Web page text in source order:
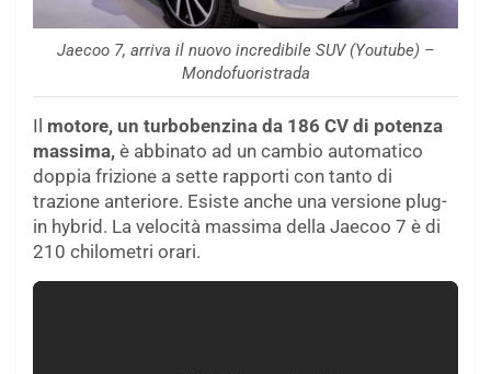
Jaecoo 7, arriva il nuovo incredibile SUV (Youtube) –
Mondofuoristrada
Il motore, un turbobenzina da 186 CV di potenza
massima, è abbinato ad un cambio automatico
doppia frizione a sette rapporti con tanto di
trazione anteriore. Esiste anche una versione plug-
in hybrid. La velocità massima della Jaecoo 7 è di
210 chilometri orari.